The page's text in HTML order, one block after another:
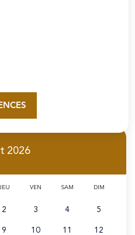
de la cathédrale Saint-
sur le site de la
patrimoine.
rendez-vous
un moment
du Brésil avec le
e Brasil.
2026
VEN SAM DIM
2 3 4 5
9 10 11 12